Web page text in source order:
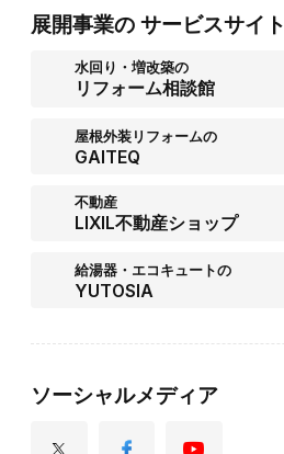
展開事業の サービスサイト
水回り・増改築の
リフォーム相談館
屋根外装リフォームの
GAITEQ
不動産
LIXIL不動産ショップ
給湯器・エコキュートの
YUTOSIA
ソーシャルメディア